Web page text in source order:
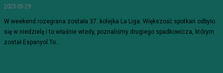
2023-05-29
W weekend rozegrana została 37. kolejka La Liga. Większość spotkań odbyło
się w niedzielę i to właśnie wtedy, poznaliśmy drugiego spadkowicza, którym
został Espanyol To...